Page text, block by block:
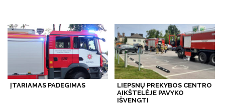
ĮTARIAMAS PADEGIMAS
LIEPSNŲ PREKYBOS CENTRO
AIKŠTELĖJE PAVYKO
IŠVENGTI